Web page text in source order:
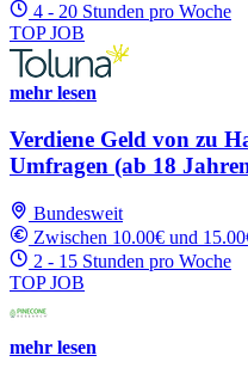
4 - 20 Stunden pro Woche
TOP JOB
mehr lesen
Verdiene Geld von zu
Umfragen (ab 18
Bundesweit
Zwischen 10.00€ und
2 - 15 Stunden pro Woche
TOP JOB
mehr lesen